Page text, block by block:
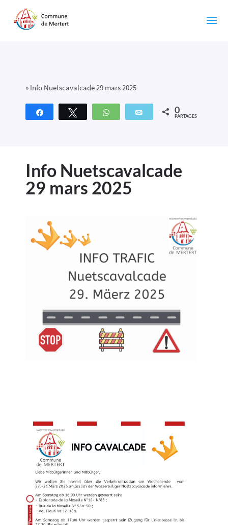
» Info Nuetscavalcade 29 mars 2025
Partagez Tweetez WhatsApp Email 0
PARTAGES
Info Nuetscavalcade
29 mars 2025